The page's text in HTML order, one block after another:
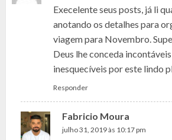
Execelente seus posts, já li
anotando os detalhes para
viagem para Novembro.
Deus lhe conceda
inesquecíveis por este lindo
Responder
Fabricio Moura
julho 31, 2019 às 10:17 pm